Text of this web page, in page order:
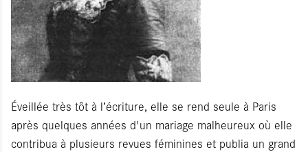
Éveillée très tôt à l’écriture, elle se rend seule à Paris
après quelques années d'un mariage malheureux où elle
contribua à plusieurs revues féminines et publia un grand